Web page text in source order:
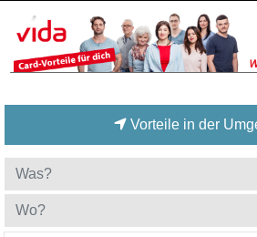
Vorteile in der